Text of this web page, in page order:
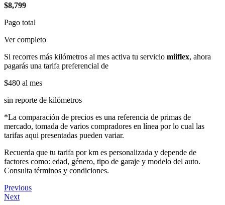
$8,799
Pago total
Ver completo
Si recorres más kilómetros al mes activa tu servicio miiflex, ahora
pagarás una tarifa preferencial de
$480 al mes
sin reporte de kilómetros
*La comparación de precios es una referencia de primas de
mercado, tomada de varios compradores en línea por lo cual las
tarifas aqui presentadas pueden variar.
Recuerda que tu tarifa por km es personalizada y depende de
factores como: edad, género, tipo de garaje y modelo del auto.
Consulta términos y condiciones.
Previous
Next